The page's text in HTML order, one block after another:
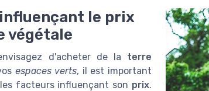
le prix
végétale
d'acheter de la terre
espaces verts, il est important
facteurs influençant son prix.